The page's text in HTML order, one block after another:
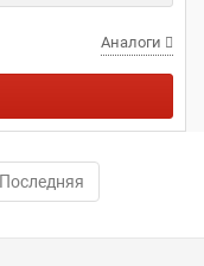
Аналоги
Последняя